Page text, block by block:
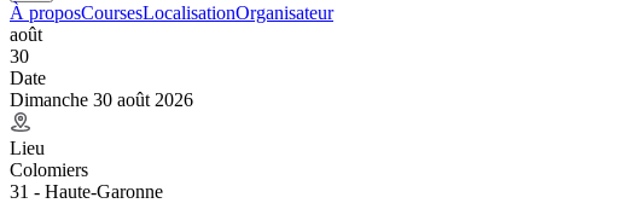
À proposCoursesLocalisationOrganisateur
août
30
Date
Dimanche 30 août 2026
Lieu
Colomiers
31 - Haute-Garonne